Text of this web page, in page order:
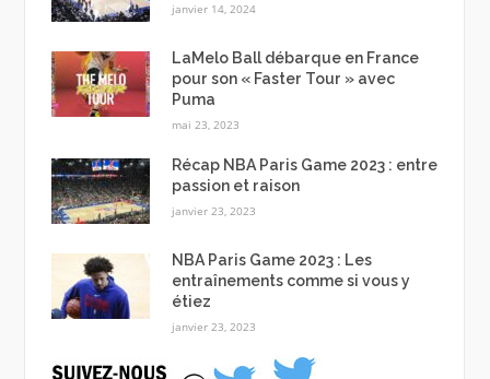
janvier 14, 2024
LaMelo Ball débarque en France
pour son « Faster Tour » avec
Puma
mai 23, 2023
Récap NBA Paris Game 2023 : entre
passion et raison
janvier 23, 2023
NBA Paris Game 2023 : Les
entraînements comme si vous y
étiez
janvier 23, 2023